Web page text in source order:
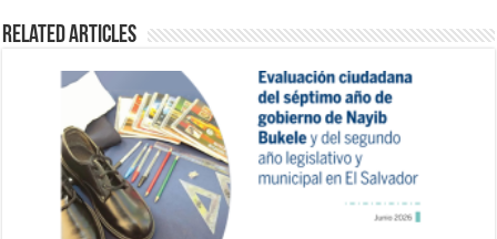
Related Articles